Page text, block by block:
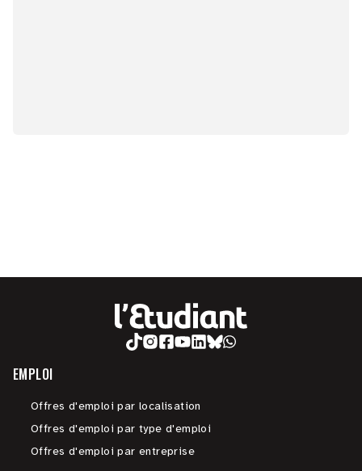
EMPLOI
Offres d'emploi par localisation
Offres d'emploi par type d'emploi
Offres d'emploi par entreprise